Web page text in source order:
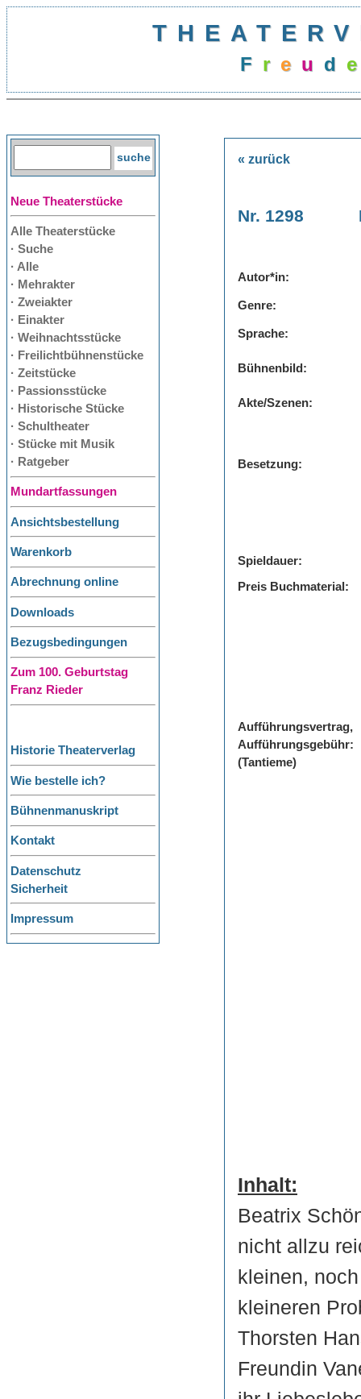
F r e u d
Neue Theaterstücke
Alle Theaterstücke
· Suche
· Alle
· Mehrakter
· Zweiakter
· Einakter
· Weihnachtsstücke
· Freilichtbühnenstücke
· Zeitstücke
· Passionsstücke
· Historische Stücke
· Schultheater
· Stücke mit Musik
· Ratgeber
Mundartfassungen
Ansichtsbestellung
Warenkorb
Abrechnung online
Downloads
Bezugsbedingungen
Zum 100. Geburtstag
Franz Rieder
Historie Theaterverlag
Wie bestelle ich?
Bühnenmanuskript
Kontakt
Datenschutz
Sicherheit
Impressum
« zurück
Nr. 1298
Autor*in:
Genre:
Sprache:
Bühnenbild:
Akte/Szenen:
Besetzung:
Spieldauer:
Preis Buchmaterial:
Aufführungsvertrag,
Aufführungsgebühr:
(Tantieme)
Inhalt:
Beatrix
nicht allzu
kleinen,
kleineren
Thorsten
Freundin